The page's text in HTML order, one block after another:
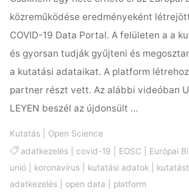
közreműködése eredményeként
COVID-19 Data Portal. A felületen a a
és gyorsan tudják gyűjteni és
a kutatási adataikat. A platform
partner részt vett. Az alábbi videóban
LEYEN beszél az újdonsült …
Kutatás
Open Science
adatkezelés| covid-19 EOSC Európai
unió
koronavírus kutatási adatok
adatkezelés
open data platform